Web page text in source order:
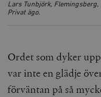
Lars Tunbjörk,
Privat ägo.
Ordet som dyker
var inte en glädje
förväntan på så